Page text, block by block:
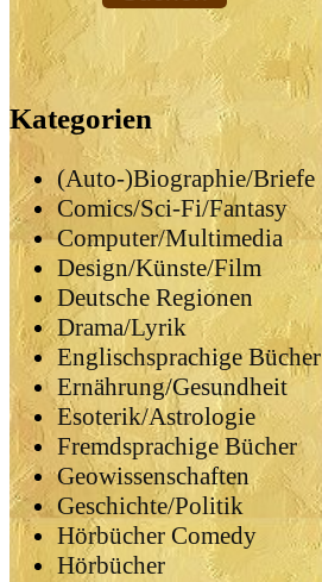
Kategorien
(Auto-)Biographie/Briefe
Comics/Sci-Fi/Fantasy
Computer/Multimedia
Design/Künste/Film
Deutsche Regionen
Drama/Lyrik
Englischsprachige Bücher
Ernährung/Gesundheit
Esoterik/Astrologie
Fremdsprachige Bücher
Geowissenschaften
Geschichte/Politik
Hörbücher Comedy
Hörbücher